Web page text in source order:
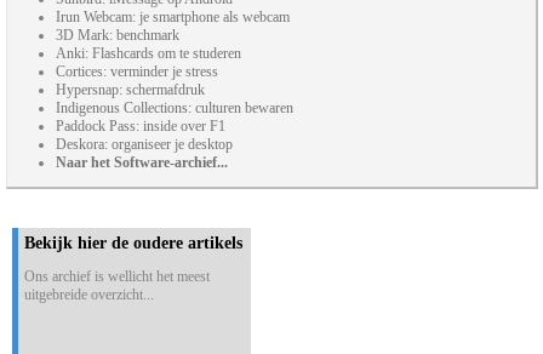
Irun Webcam: je smartphone als webcam
3D Mark: benchmark
Anki: Flashcards om te studeren
Cortices: verminder je stress
Hypersnap: schermafdruk
Indigenous Collections: culturen bewaren
Paddock Pass: inside over F1
Deskora: organiseer je desktop
Naar het Software-archief...
Bekijk hier de oudere artikels
Ons archief is wellicht het meest
uitgebreide overzicht...